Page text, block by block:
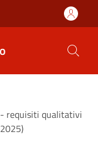
requisiti qualitativi